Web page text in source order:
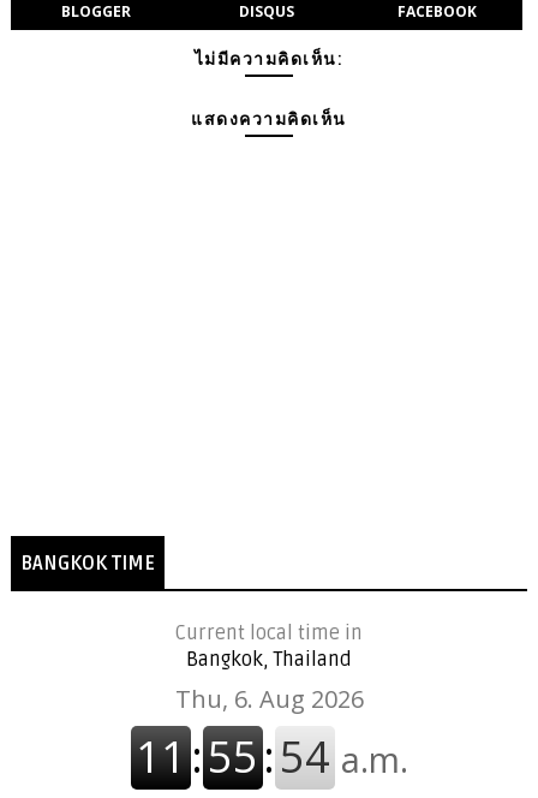
BLOGGER DISQUS FACEBOOK
ไม่มีความคิดเห็น:
แสดงความคิดเห็น
BANGKOK TIME
Current local time in
Bangkok, Thailand